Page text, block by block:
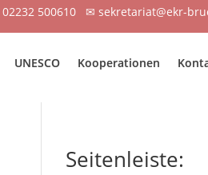
02232 500610 ✉ sekretariat@ekr-
UNESCO Kooperationen
Seitenleiste: